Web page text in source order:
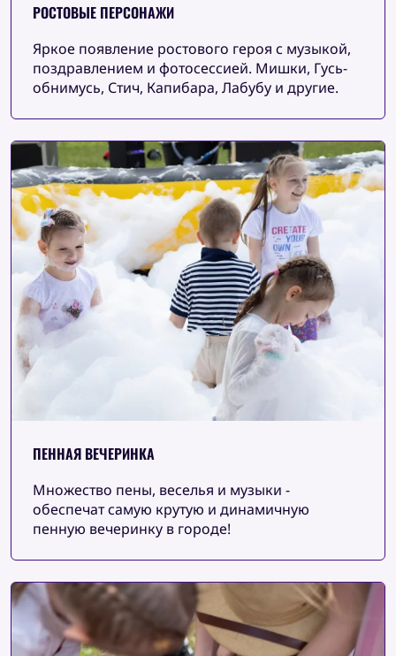
РОСТОВЫЕ ПЕРСОНАЖИ
Яркое появление ростового героя с музыкой,
поздравлением и фотосессией. Мишки, Гусь-
обнимусь, Стич, Капибара, Лабубу и другие.
ПЕННАЯ ВЕЧЕРИНКА
Множество пены, веселья и музыки -
обеспечат самую крутую и динамичную
пенную вечеринку в городе!